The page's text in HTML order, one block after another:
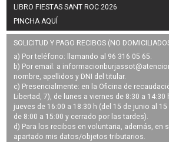
LIBRO FIESTAS SANT ROC 2026
PINCHA AQUÍ
SOLICITUD Y PAGO RECIBOS (NO
a) Por teléfono: llamando al 96 316 05 65.
b) Por email: a
nombre, apellidos y DNI del titular.
c) Presencialmente: en la Oficina de
Libertad, 7), de lunes a viernes de 8:30 a 14:30
jueves de 16:00 a 18:30 h (del 15 de junio al
de 8:00 a 15:00 y cerrado por las tardes).
d) Para los recibos en voluntaria, además, en
apartado mis datos/objetos tributarios.